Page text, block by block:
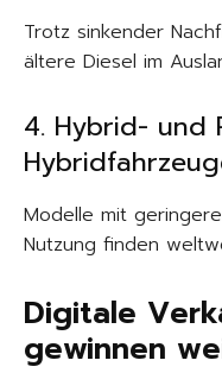
Trotz sinkender
ältere Diesel im
4. Hybrid- und
Modelle mit
Nutzung finden
Digitale
gewinnen